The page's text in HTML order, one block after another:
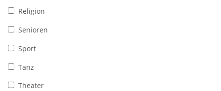
Religion
Senioren
Sport
Tanz
Theater